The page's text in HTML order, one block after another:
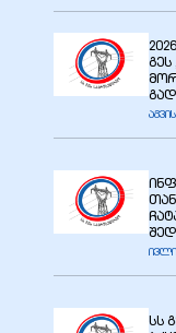
სს